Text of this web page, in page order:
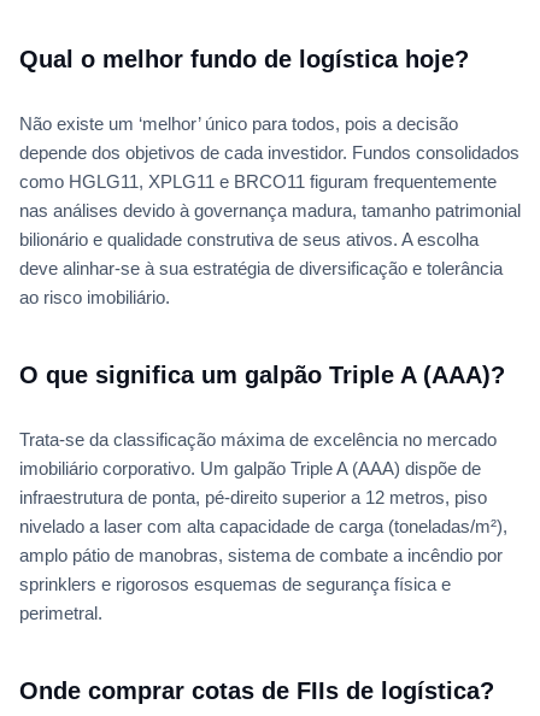
Qual o melhor fundo de logística hoje?
Não existe um ‘melhor’ único para todos, pois a decisão
depende dos objetivos de cada investidor. Fundos consolidados
como HGLG11, XPLG11 e BRCO11 figuram frequentemente
nas análises devido à governança madura, tamanho patrimonial
bilionário e qualidade construtiva de seus ativos. A escolha
deve alinhar-se à sua estratégia de diversificação e tolerância
ao risco imobiliário.
O que significa um galpão Triple A (AAA)?
Trata-se da classificação máxima de excelência no mercado
imobiliário corporativo. Um galpão Triple A (AAA) dispõe de
infraestrutura de ponta, pé-direito superior a 12 metros, piso
nivelado a laser com alta capacidade de carga (toneladas/m²),
amplo pátio de manobras, sistema de combate a incêndio por
sprinklers e rigorosos esquemas de segurança física e
perimetral.
Onde comprar cotas de FIIs de logística?